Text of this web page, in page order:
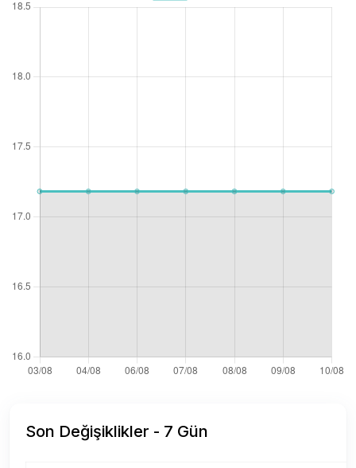
Son Değişiklikler - 7 Gün